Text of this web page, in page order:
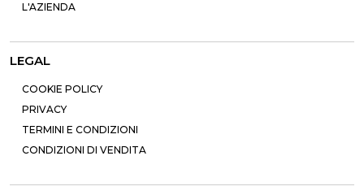
L'AZIENDA
LEGAL
COOKIE POLICY
PRIVACY
TERMINI E CONDIZIONI
CONDIZIONI DI VENDITA